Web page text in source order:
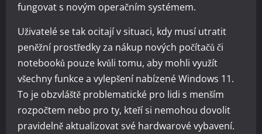
fungovat s novým operačním systémem.
Uživatelé se tak ocitají v situaci, kdy musí utratit
peněžní prostředky za nákup nových počítačů či
notebooků pouze kvůli tomu, aby mohli využít
všechny funkce a vylepšení nabízené Windows 11.
To je obzvláště problematické pro lidi s menším
rozpočtem nebo pro ty, kteří si nemohou dovolit
pravidelně aktualizovat své hardwarové vybavení.